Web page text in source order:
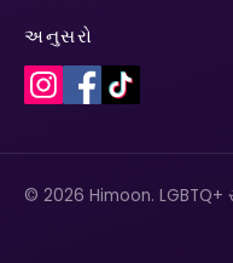
અનુસરો
© 2026 Himoon. LGBTQ+